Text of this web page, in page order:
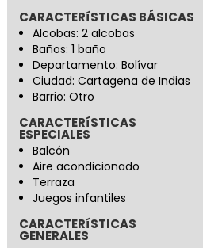
CARACTERíSTICAS BÁSICAS
Alcobas: 2 alcobas
Baños: 1 baño
Departamento: Bolívar
Ciudad: Cartagena de Indias
Barrio: Otro
CARACTERíSTICAS
ESPECIALES
Balcón
Aire acondicionado
Terraza
Juegos infantiles
CARACTERíSTICAS
GENERALES